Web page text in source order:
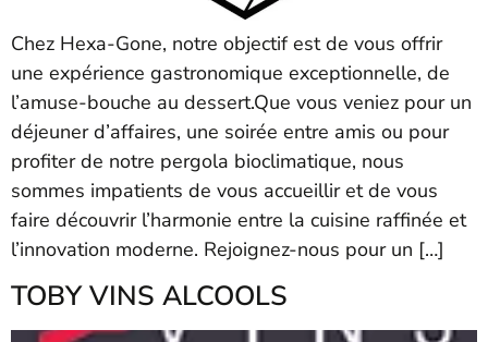
Chez Hexa-Gone, notre objectif est de vous offrir
une expérience gastronomique exceptionnelle, de
l’amuse-bouche au dessert.Que vous veniez pour un
déjeuner d’affaires, une soirée entre amis ou pour
profiter de notre pergola bioclimatique, nous
sommes impatients de vous accueillir et de vous
faire découvrir l’harmonie entre la cuisine raffinée et
l’innovation moderne. Rejoignez-nous pour un […]
TOBY VINS ALCOOLS